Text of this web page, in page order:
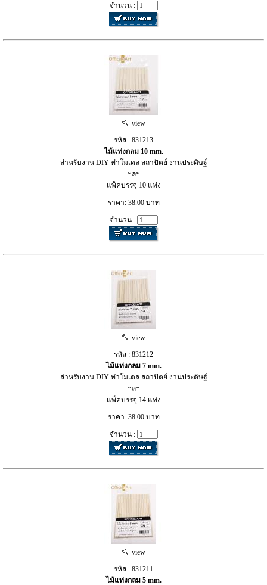
จำนวน :
view
รหัส : 831213
ไม้แท่งกลม 10 mm.
สำหรับงาน DIY ทำโมเดล สถาปัตย์ งานประดิษฐ์
ฯลฯ
แพ็คบรรจุ 10 แท่ง
ราคา: 38.00 บาท
จำนวน :
view
รหัส : 831212
ไม้แท่งกลม 7 mm.
สำหรับงาน DIY ทำโมเดล สถาปัตย์ งานประดิษฐ์
ฯลฯ
แพ็คบรรจุ 14 แท่ง
ราคา: 38.00 บาท
จำนวน :
view
รหัส : 831211
ไม้แท่งกลม 5 mm.